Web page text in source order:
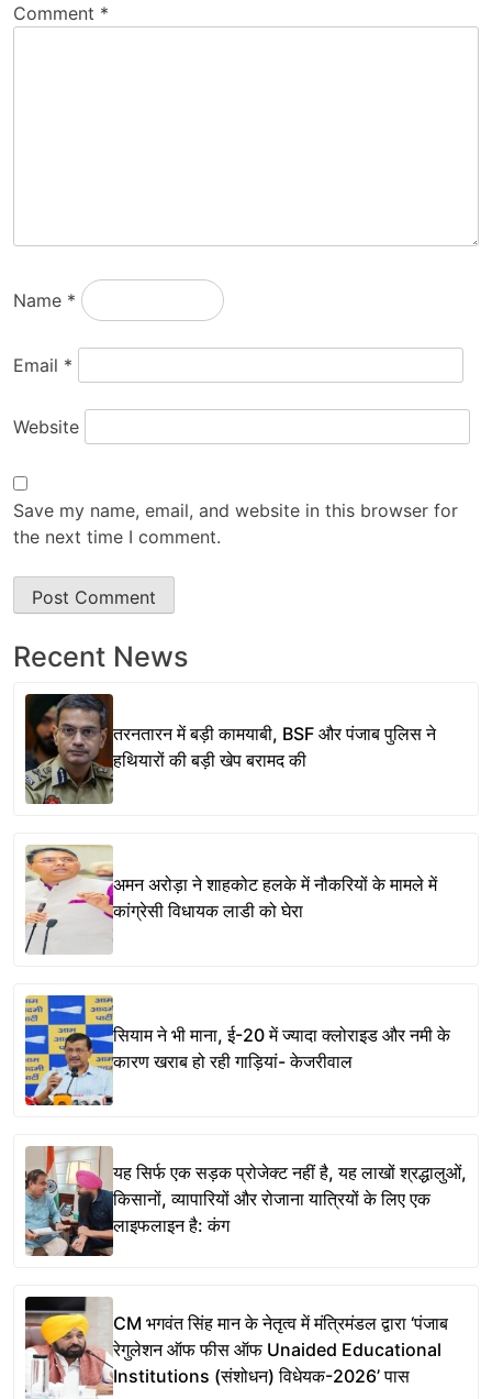
Comment *
Name *
Email *
Website
Save my name, email, and website in this browser for
the next time I comment.
Recent News
तरनतारन में बड़ी कामयाबी, BSF और पंजाब पुलिस ने
हथियारों की बड़ी खेप बरामद की
अमन अरोड़ा ने शाहकोट हलके में नौकरियों के मामले में
कांग्रेसी विधायक लाडी को घेरा
सियाम ने भी माना, ई-20 में ज्यादा क्लोराइड और नमी के
कारण खराब हो रही गाड़ियां- केजरीवाल
यह सिर्फ एक सड़क प्रोजेक्ट नहीं है, यह लाखों श्रद्धालुओं,
किसानों, व्यापारियों और रोजाना यात्रियों के लिए एक
लाइफलाइन है: कंग
CM भगवंत सिंह मान के नेतृत्व में मंत्रिमंडल द्वारा ‘पंजाब
रेगुलेशन ऑफ फीस ऑफ Unaided Educational
Institutions (संशोधन) विधेयक-2026’ पास